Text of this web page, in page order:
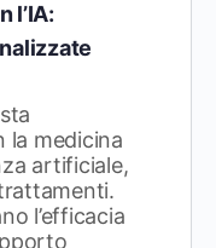
l’IA:
la medicina
artificiale,
l’efficacia